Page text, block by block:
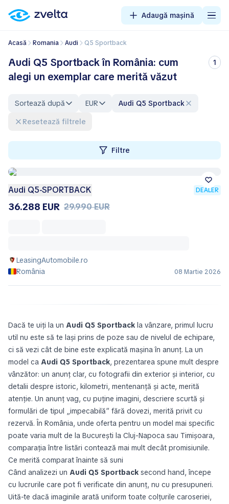
Adaugă mașină
Acasă Romania Audi Q5 Sportback
Audi Q5 Sportback în România: cum
alegi un exemplar care merită văzut
1
Sortează după EUR
Audi Q5 Sportback
Resetează filtrele
Filtre
Audi Q5-SPORTBACK DEALER
36.288 EUR 29.990 EUR
LeasingAutomobile.ro
România
08 Martie 2026
Dacă te uiți la un Audi Q5 Sportback la vânzare, primul lucru
util nu este să te lași prins de poze sau de nivelul de echipare,
ci să vezi cât de bine este explicată mașina în anunț. La un
model ca Audi Q5 Sportback, prezentarea spune mult despre
vânzător: un anunț clar, cu fotografii din exterior și interior, cu
detalii despre istoric, kilometri, mentenanță și acte, merită
atenție. Un anunț vag, cu puține imagini, descriere scurtă și
formulări de tipul „impecabilă” fără dovezi, merită privit cu
rezervă. În România, unde oferta pentru un model mai specific
poate varia mult de la București la Cluj-Napoca sau Timișoara,
comparația între listări contează mai mult decât promisiunile.
Ce merită comparat înainte să suni
Când analizezi un Audi Q5 Sportback second hand, începe
cu lucrurile care pot fi verificate din anunț, nu cu presupuneri.
Uită-te dacă imaginile arată uniform toate colțurile caroseriei,